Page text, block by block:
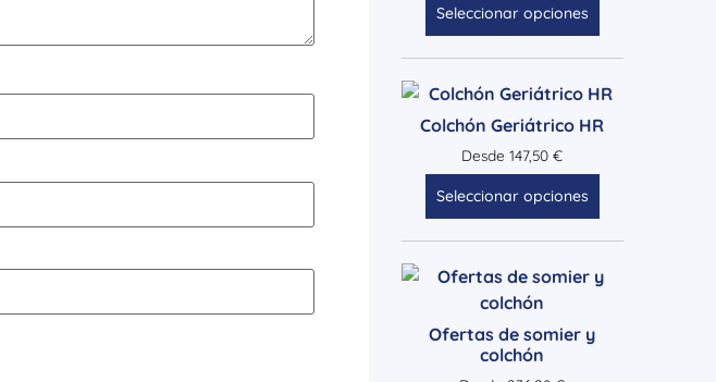
de 5
Seleccionar opciones
Colchón Geriátrico HR
Desde 147,50€
Seleccionar opciones
Ofertas de somier y
colchón